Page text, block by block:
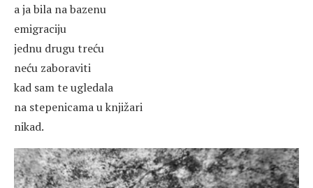
a ja bila na bazenu
emigraciju
jednu drugu treću
neću zaboraviti
kad sam te ugledala
na stepenicama u knjižari
nikad.